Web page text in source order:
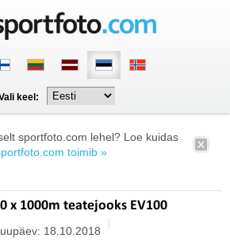
keel:
sportfoto.com lehel? Loe kuidas
toimib »
x 1000m teatejooks EV100
18.10.2018